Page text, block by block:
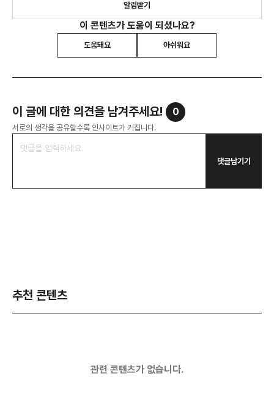
알림받기
이 콘텐츠가 도움이 되셨나요?
도움돼요 아쉬워요
이 글에 대한 의견을 남겨주세요! 0
서로의 생각을 공유할수록 인사이트가 커집니다.
댓글남기기
추천 콘텐츠
관련 콘텐츠가 없습니다.